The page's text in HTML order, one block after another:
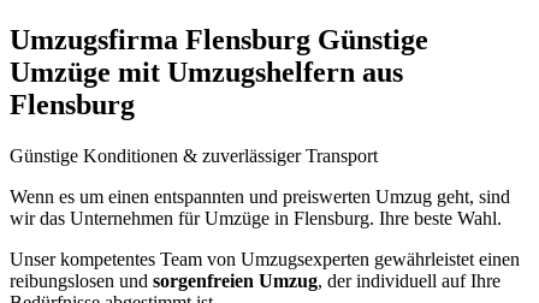
Umzugsfirma Flensburg Günstige
Umzüge mit Umzugshelfern aus
Flensburg
Günstige Konditionen & zuverlässiger Transport
Wenn es um einen entspannten und preiswerten Umzug geht, sind
wir das Unternehmen für Umzüge in Flensburg. Ihre beste Wahl.
Unser kompetentes Team von Umzugsexperten gewährleistet einen
reibungslosen und sorgenfreien Umzug, der individuell auf Ihre